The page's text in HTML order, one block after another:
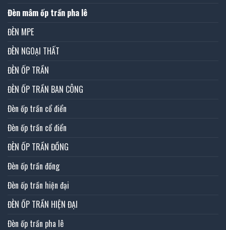
Đèn mâm ốp trần pha lê
ĐÈN MPE
ĐÈN NGOẠI THẤT
ĐÈN ỐP TRẦN
ĐÈN ỐP TRẦN BAN CÔNG
Đèn ốp trần cổ điển
Đèn ốp trần cổ điển
ĐÈN ỐP TRẦN ĐỒNG
Đèn ốp trần đồng
Đèn ốp trần hiện đại
ĐÈN ỐP TRẦN HIỆN ĐẠI
Đèn ốp trần pha lê